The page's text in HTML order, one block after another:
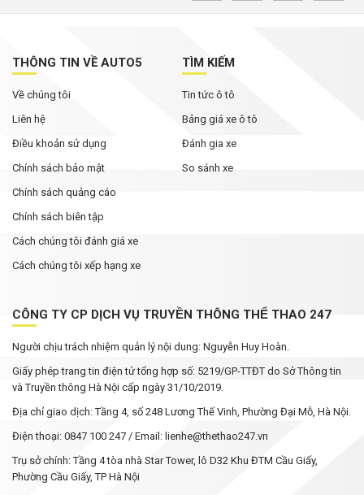
THÔNG TIN VỀ AUTO5
Về chúng tôi
Liên hệ
Điều khoản sử dụng
Chính sách bảo mật
Chính sách quảng cáo
Chính sách biên tập
Cách chúng tôi đánh giá xe
Cách chúng tôi xếp hạng xe
TÌM KIẾM
Tin tức ô tô
Bảng giá xe ô tô
Đánh gia xe
So sánh xe
CÔNG TY CP DỊCH VỤ TRUYỀN THÔNG THỂ THAO 247
Người chịu trách nhiệm quản lý nội dung: Nguyễn Huy Hoàn.
Giấy phép trang tin điện tử tổng hợp số: 5219/GP-TTĐT do Sở Thông tin
và Truyền thông Hà Nội cấp ngày 31/10/2019.
Địa chỉ giao dịch: Tầng 4, số 248 Lương Thế Vinh, Phường Đại Mỗ, Hà Nội.
Điện thoại: 0847 100 247 / Email: lienhe@thethao247.vn
Trụ sở chính: Tầng 4 tòa nhà Star Tower, lô D32 Khu ĐTM Cầu Giấy,
Phường Cầu Giấy, TP Hà Nội